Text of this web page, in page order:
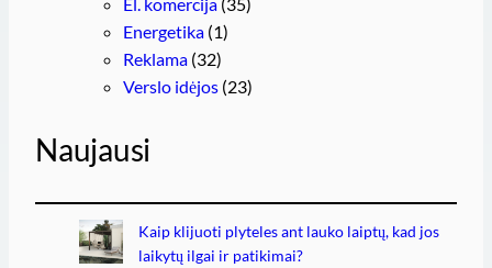
Energetika (1)
Reklama (32)
Verslo idėjos (23)
Naujausi
Kaip klijuoti plyteles ant lauko laiptų, kad jos
laikytų ilgai ir patikimai?